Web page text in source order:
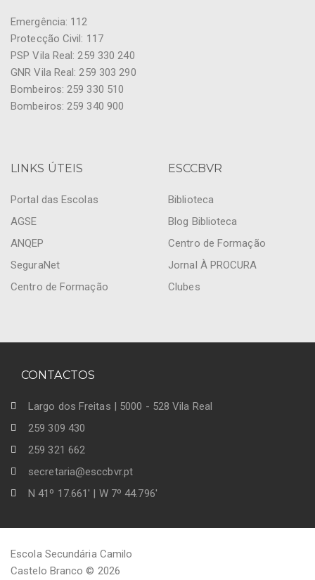
Emergência: 112
Protecção Civil: 117
PSP Vila Real: 259 330 240
GNR Vila Real: 259 303 290
Bombeiros: 259 330 510
Bombeiros: 259 340 900
LINKS ÚTEIS
Portal das Escolas
AGSE
ANQEP
SeguraNet
Centro de Formação
ESCCBVR
Biblioteca
Blog Biblioteca
Centro de Formação
Jornal À PROCURA
Clubes
CONTACTOS
Largo dos Freitas | 5000 - 528 Vila Real
259 309 430
259 321 662
secretaria@esccbvr.pt
N 41º 17.661' | W 7º 44.796'
Escola Secundária Camilo
Castelo Branco © 2026